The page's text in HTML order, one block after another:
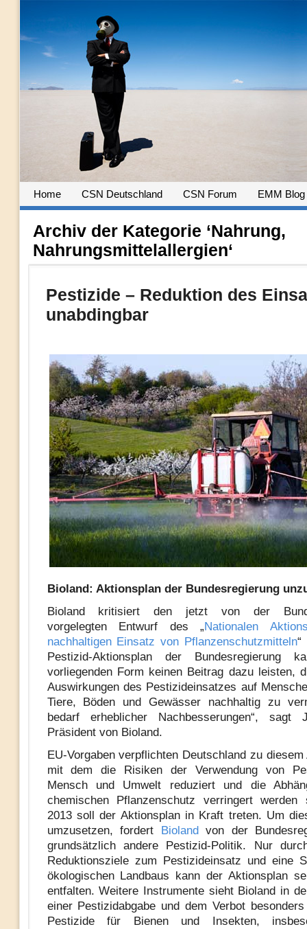
Home CSN Deutschland CSN Forum EMM Blog
Archiv der Kategorie ‘Nahrung,
Nahrungsmittelallergien‘
Pestizide – Reduktion des
unabdingbar
Bioland: Aktionsplan der Bundesregierung
Bioland kritisiert den jetzt von der
vorgelegten Entwurf des „Nationalen
nachhaltigen Einsatz von Pflanzenschutzmitteln“
Pestizid-Aktionsplan der Bundesregierung
vorliegenden Form keinen Beitrag dazu leisten,
Auswirkungen des Pestizideinsatzes auf
Tiere, Böden und Gewässer nachhaltig zu
bedarf erheblicher Nachbesserungen“, sagt
Präsident von Bioland.
EU-Vorgaben verpflichten Deutschland zu
mit dem die Risiken der Verwendung von
Mensch und Umwelt reduziert und die
chemischen Pflanzenschutz verringert werden
2013 soll der Aktionsplan in Kraft treten. Um
umzusetzen, fordert Biolandvon der
grundsätzlich andere Pestizid-Politik. Nur
Reduktionsziele zum Pestizideinsatz und eine
ökologischen Landbaus kann der Aktionsplan
entfalten. Weitere Instrumente sieht Bioland in
einer Pestizidabgabe und dem Verbot
Pestizide für Bienen und Insekten,